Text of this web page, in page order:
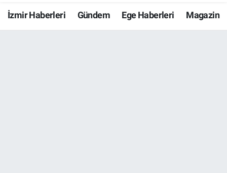
İzmir Haberleri Gündem Ege Haberleri Magazin
Resmi İlanlar